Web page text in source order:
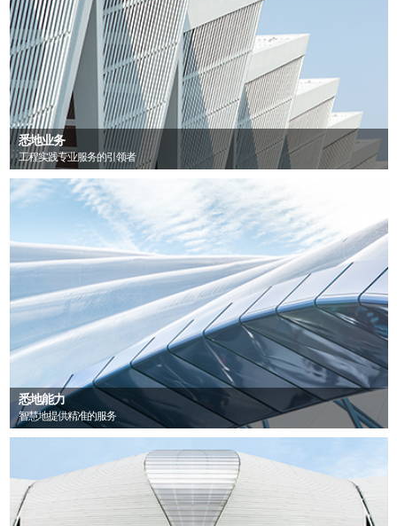
悉地业务
工程实践专业服务的引领者
悉地能力
智慧地提供精准的服务